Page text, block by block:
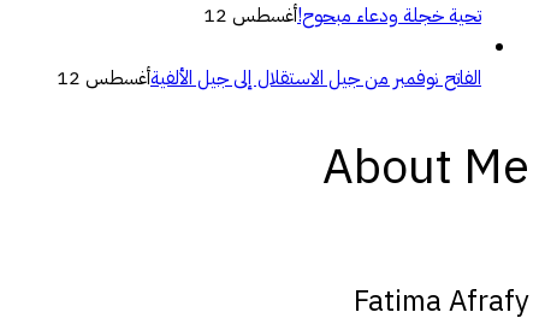
تحية خجلة ودعاء مبحوح!أغسطس 12
الفاتح نوفمبر من جيل الاستقلال إلى جيل الألفيةأغسطس 12
About Me
Fatima Afrafy